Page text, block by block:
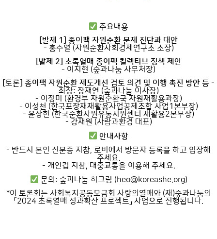
주요내용
[발제 1] 종이팩 자원순환 문제 진단과 대안
- 홍수열 (자원순환사회경제연구소 소장)
[발제 2] 초록열매 종이팩 컬렉티브 정책 제안
- 이지현 (숲과나눔 사무처장)
[토론] 종이팩 자원순환 제도개선 검토 의견 및 이행 촉진 방안 등 -
좌장: 장재연 (숲과나눔 이사장)
- 이정미 (환경부 자원순환국 자원재활용과장)
- 이성천 (한국포장재재활용사업공제조합 사업1본부장)
- 윤상헌 (한국순환자원유통지원센터 재활용2본부장)
- 강재원 (사람과환경 대표)
안내사항
- 반드시 본인 신분증 지참, 로비에서 방문자 등록을 하고 입장해
주세요.
- 개인컵 지참, 대중교통을 이용해 주세요.
문의: 숲과나눔 허그림 (heo@koreashe.org)
*이 토론회는 사회복지공동모금회 사랑의열매와 (재)숲과나눔의
「2024 초록열매 성과확산 프로젝트」 사업으로 진행됩니다.